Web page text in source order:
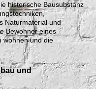
historische Bausubstanz
Naturmaterial und
Bewohner eines
wohnen und die
und